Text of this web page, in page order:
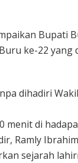
Bupati
ke-22 yang
dihadiri
menit di
Ramly
sejarah